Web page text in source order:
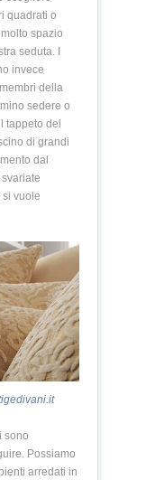
quadrati o
spazio
seduta. I
invece
della
sedere o
tappeto del
di grandi
dal
vuole
sono
Possiamo
arredati in